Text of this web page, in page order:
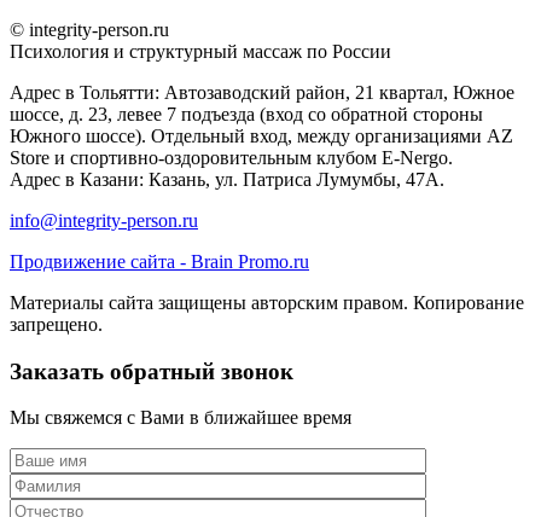
© integrity-person.ru
Психология и структурный массаж по России
Адрес в Тольятти: Автозаводский район, 21 квартал, Южное
шоссе, д. 23, левее 7 подъезда (вход со обратной стороны
Южного шоссе). Отдельный вход, между организациями AZ
Store и спортивно-оздоровительным клубом E-Nergo.
Адрес в Казани: Казань, ул. Патриса Лумумбы, 47А.
info@integrity-person.ru
Продвижение сайта - Brain Promo.ru
Материалы сайта защищены авторским правом. Копирование
запрещено.
Заказать обратный звонок
Мы свяжемся с Вами в ближайшее время